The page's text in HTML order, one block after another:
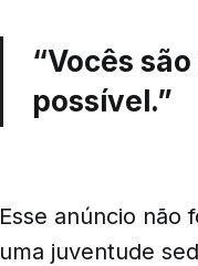
“Vocês
possível.”
Esse anúncio não
uma juventude